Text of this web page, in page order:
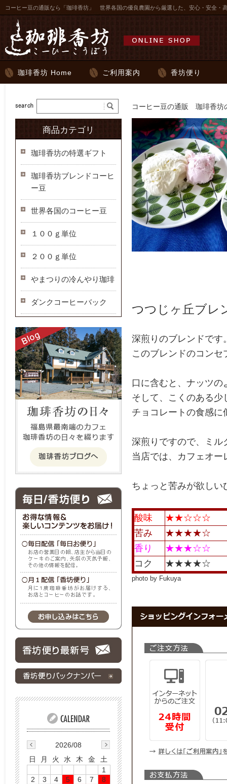
コーヒー豆の通販なら「珈琲香坊」 世界各国の優良農園から厳選した、安心・安全・
珈琲香坊 Home ご利用案内 香坊便り
コーヒー豆の通販 珈琲香坊
つつじヶ丘ブ
深煎りのブレンドです
このブレンドのコン
口に含むと、ナッツ
そして、こくのある
チョコレートの食感
深煎りですので、ミル
当店では、カフェオ
ちょっと苦みが欲しい
酸味
★★☆☆☆
苦み
★★★★☆
香り
★★★☆☆
コク
★★★★☆
photo by Fukuya
商品カテゴリ
珈琲香坊の特選ギフト
珈琲香坊ブレンドコーヒ
ー豆
世界各国のコーヒー豆
１００ｇ単位
２００ｇ単位
やまつりの冷んやり珈琲
ダンクコーヒーバック
2026/08
日
月 火 水 木 金
土
1
2
3 4 5 6 7
8